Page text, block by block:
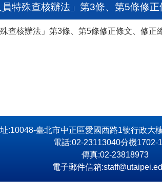
特殊查核辦法」第3條、第5條修
查核辦法」第3條、第5條修正條文、修正
:10048-臺北市中正區愛國西路1號行政大
電話:02-23113040分機1702-
傳真:02-23818973
電子郵件信箱